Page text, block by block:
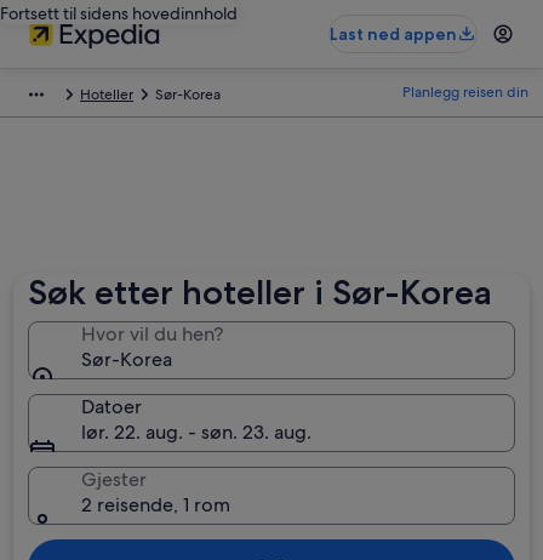
Fortsett til sidens hovedinnhold
Last ned appen
Hoteller Sør-Korea Planlegg reisen din
Søk etter hoteller i Sør-Korea
Hvor vil du hen?
Sør-Korea
Datoer
lør. 22. aug. - søn. 23. aug.
Gjester
2 reisende, 1 rom